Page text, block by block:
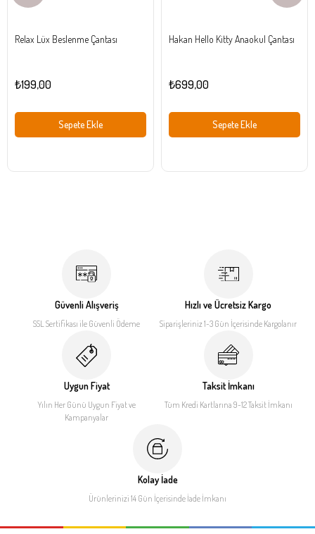
Relax Lüx Beslenme Çantası
₺199,00
Sepete Ekle
Hakan Hello Kitty Anaokul Çantası
₺699,00
Sepete Ekle
Güvenli Alışveriş
SSL Sertifikası ile Güvenli Ödeme
Hızlı ve Ücretsiz Kargo
Siparişleriniz 1-3 Gün İçerisinde Kargolanır
Uygun Fiyat
Yılın Her Günü Uygun Fiyatve
Kampanyalar
Taksit İmkanı
Tüm Kredi Kartlarına 9-12Taksit İmkanı
Kolay İade
Ürünlerinizi 14 Gün İçerisinde İade İmkanı